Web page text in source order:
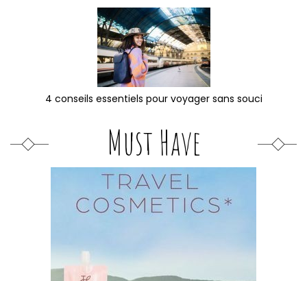
4 conseils essentiels pour voyager sans souci
Must Have